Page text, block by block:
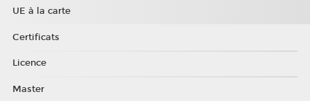
UE à la carte
Certificats
Licence
Master